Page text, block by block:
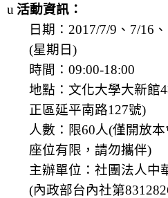
u 活動資訊：
日期： 2017/7/9 、 7/16 、
(星期日)
時間： 09:00-18:00
地點：文化大學大新館4
正區延平南路127號)
人數：限60人(僅開放本
座位有限，請勿攜伴)
主辦單位：社團法人中
(內政部台內社第